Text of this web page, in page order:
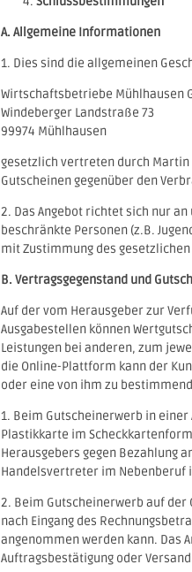
A. Allgemeine Informationen
1. Dies sind die allgemeinen
Wirtschaftsbetriebe Mühlhausen
Windeberger Landstraße 73
99974 Mühlhausen
gesetzlich vertreten durch Martin
Gutscheinen gegenüber den
2. Das Angebot richtet sich nur
beschränkte Personen (z.B.
mit Zustimmung des
B. Vertragsgegenstand und
Auf der vom Herausgeber zur
Ausgabestellen können
Leistungen bei anderen, zum
die Online-Plattform kann der
oder eine von ihm zu
1. Beim Gutscheinerwerb in
Plastikkarte im
Herausgebers gegen Bezahlung
Handelsvertreter im Nebenberuf
2. Beim Gutscheinerwerb auf der
nach Eingang des
angenommen werden kann. Das
Auftragsbestätigung oder